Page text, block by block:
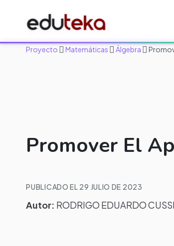
Proyecto Matemáticas Álgebra
Promover El
PUBLICADO EL 29 JULIO DE 2023
Autor: RODRIGO EDUARDO